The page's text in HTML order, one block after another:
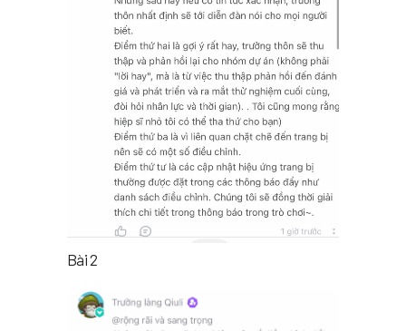
Bài 2